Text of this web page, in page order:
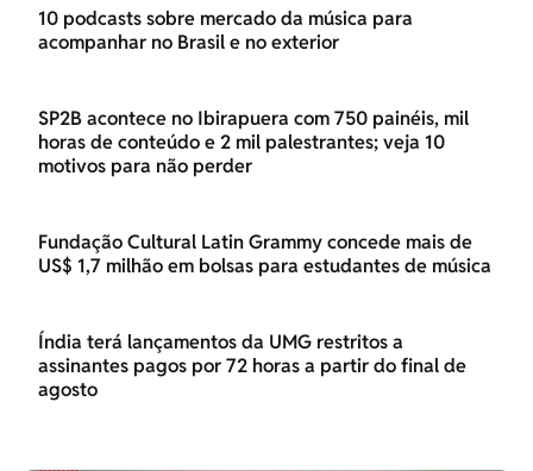
10 podcasts sobre mercado da música para
acompanhar no Brasil e no exterior
SP2B acontece no Ibirapuera com 750 painéis, mil
horas de conteúdo e 2 mil palestrantes; veja 10
motivos para não perder
Fundação Cultural Latin Grammy concede mais de
US$ 1,7 milhão em bolsas para estudantes de música
Índia terá lançamentos da UMG restritos a
assinantes pagos por 72 horas a partir do final de
agosto